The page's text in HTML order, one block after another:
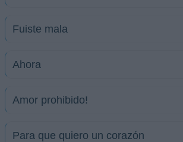
Fuiste mala
Ahora
Amor prohibido!
Para que quiero un corazón